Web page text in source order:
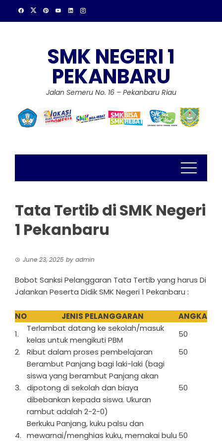
SMK NEGERI 1
PEKANBARU
Jalan Semeru No. 16 – Pekanbaru Riau
Tata Tertib di SMK Negeri
1 Pekanbaru
June 23, 2025 by admin
Bobot Sanksi Pelanggaran Tata Tertib yang harus Di
Jalankan Peserta Didik SMK Negeri 1 Pekanbaru :
NO JENIS PELANGGARAN
ANGKA
1.
Terlambat datang ke sekolah/masuk
kelas untuk mengikuti PBM
50
2.
Ribut dalam proses pembelajaran 50
3.
Berambut Panjang bagi laki-laki (bagi
siswa yang berambut Panjang akan
dipotong di sekolah dan biaya
dibebankan kepada siswa. Ukuran
rambut adalah 2-2-0)
50
4.
Berkuku Panjang, kuku palsu dan
mewarnai/menghias kuku, memakai bulu 50